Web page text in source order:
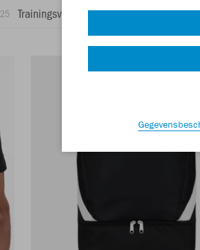
25 Trainingsvesten 15 Accessoires 10